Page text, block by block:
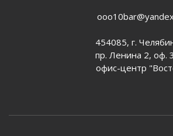
454085, г.
пр. Ленина 2, оф.
офис-центр